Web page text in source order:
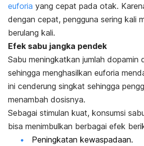
euforia yang cepat pada otak.
dengan cepat, pengguna sering kali
berulang kali.
Efek sabu jangka pendek
Sabu meningkatkan jumlah dopamin
sehingga menghasilkan euforia
ini cenderung singkat sehingga
menambah dosisnya.
Sebagai stimulan kuat, konsumsi
bisa menimbulkan berbagai efek
Peningkatan kewaspadaan.